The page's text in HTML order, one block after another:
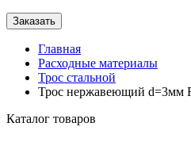
Заказать
Главная
Расходные материалы
Трос стальной
Трос нержавеющий d=3мм
Каталог товаров